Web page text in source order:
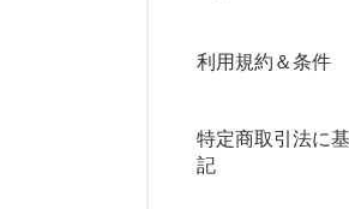
利用規約＆条件
特定商取引法に
記